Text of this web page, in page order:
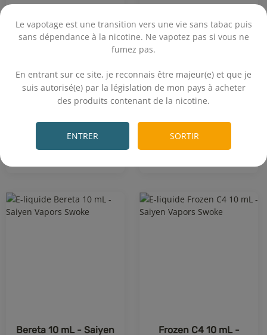
Le vapotage est une transition vers une vie sans tabac puis
sans dépendance à la nicotine. Ne vapotez pas si vous ne
fumez pas.
En entrant sur ce site, je reconnais être majeur(e) et que je
suis autorisé(e) par la législation de mon pays à acheter
des produits contenant de la nicotine.
ENTRER SORTIR
Frozen Dragon 50 mL -
Frais
19,90€
Achat rapide
XL 50 mL - Saiyen
Cassis - Grenade - Pomme
19,90€
Achat rapide
Bereta 10 mL - Saiyen
Frozen C4 10 mL -